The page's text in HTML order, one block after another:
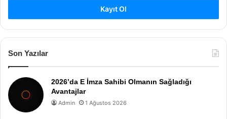
Kayıt Ol
Son Yazılar
2026’da E İmza Sahibi Olmanın Sağladığı
Avantajlar
Admin 1 Ağustos 2026